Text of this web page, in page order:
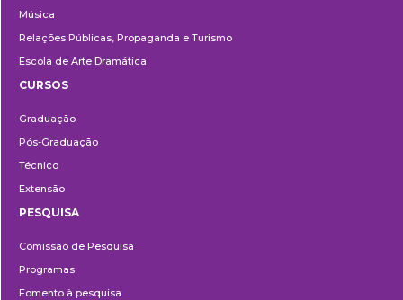
Música
Relações Públicas, Propaganda e Turismo
Escola de Arte Dramática
CURSOS
Graduação
Pós-Graduação
Técnico
Extensão
PESQUISA
Comissão de Pesquisa
Programas
Fomento à pesquisa